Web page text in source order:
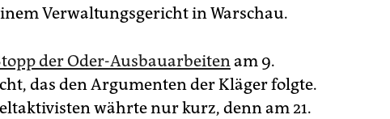
Verwaltungsgericht in Warschau.
der Oder-Ausbauarbeitenam 9.
das den Argumenten der Kläger folgte.
währte nur kurz, denn am 21.